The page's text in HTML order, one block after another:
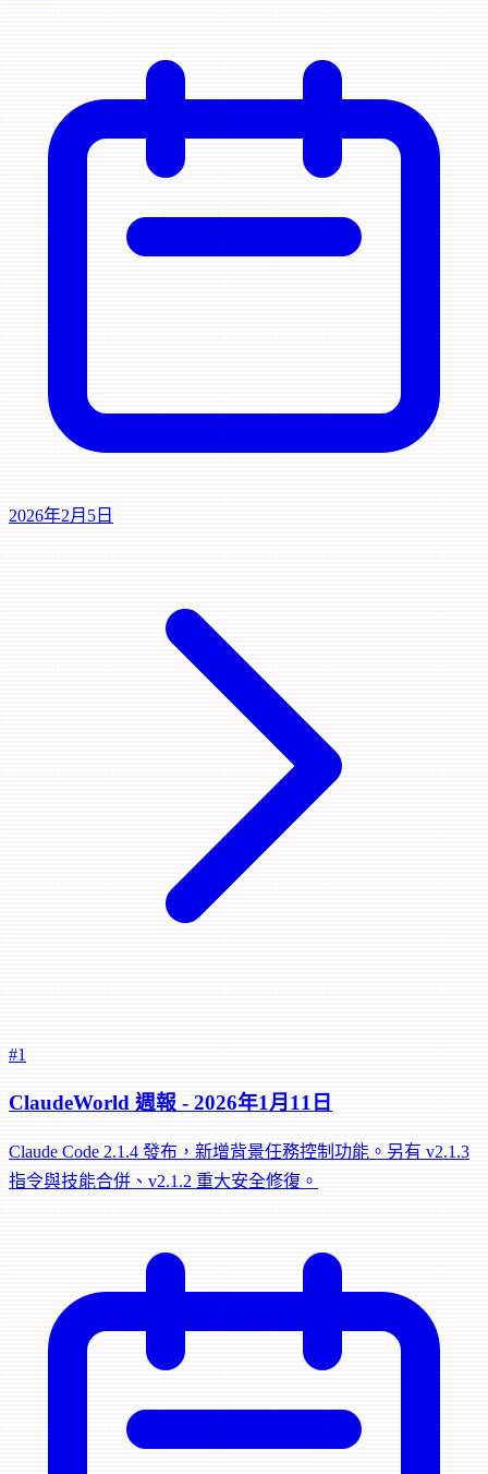
2026年2月5日
#1
ClaudeWorld 週報 - 2026年1月11日
Claude Code 2.1.4 發布，新增背景任務控制功能。另有 v2.1.3
指令與技能合併、v2.1.2 重大安全修復。